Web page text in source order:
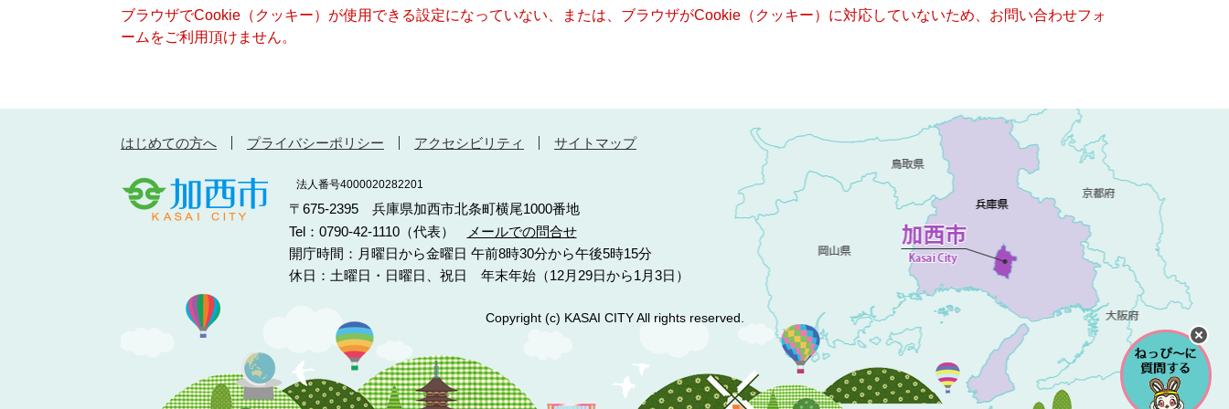
ブラウザでCookie（クッキー）が使用できる設定になっていない、または、ブラウザがCookie（クッキー）に対応していないため、お問い合わせフォ
ームをご利用頂けません。
はじめての方へ プライバシーポリシー アクセシビリティ サイトマップ
法人番号4000020282201
〒675-2395 兵庫県加西市北条町横尾1000番地
Tel：0790-42-1110（代表）
メールでの問合せ
開庁時間：月曜日から金曜日 午前8時30分から午後5時15分
休日：土曜日・日曜日、祝日 年末年始（12月29日から1月3日）
Copyright (c) KASAI CITY All rights reserved.